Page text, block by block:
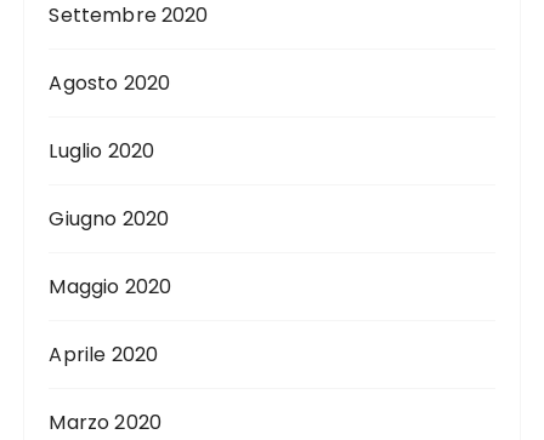
Settembre 2020
Agosto 2020
Luglio 2020
Giugno 2020
Maggio 2020
Aprile 2020
Marzo 2020